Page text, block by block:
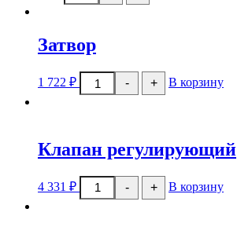
латунные
Затвор
1 722 ₽ -
Количество
товара
+ В корзину
Клапан регулирующий
4 331 ₽ -
Количество
товара
+ В корзину